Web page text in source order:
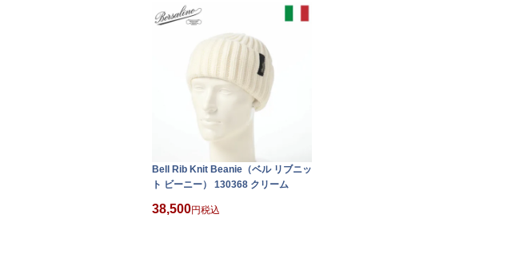
Bell Rib Knit Beanie（ベル リブニッ
ト ビーニー） 130368 クリーム
38,500 税込